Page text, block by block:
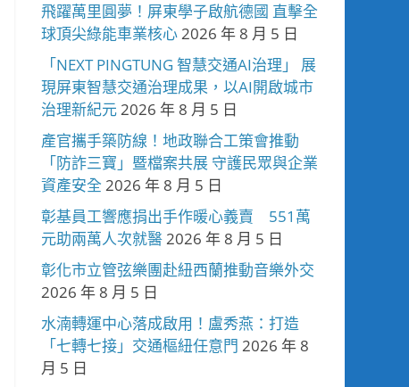
飛躍萬里圓夢！屏東學子啟航德國 直擊全
球頂尖綠能車業核心2026 年 8 月 5 日
「NEXT PINGTUNG 智慧交通AI治理」 展
現屏東智慧交通治理成果，以AI開啟城市
治理新紀元2026 年 8 月 5 日
產官攜手築防線！地政聯合工策會推動
「防詐三寶」暨檔案共展 守護民眾與企業
資產安全 2026 年 8 月 5 日
彰基員工響應捐出手作暖心義賣 551萬
元助兩萬人次就醫2026 年 8 月 5 日
彰化市立管弦樂團赴紐西蘭推動音樂外交
2026 年 8 月 5 日
水湳轉運中心落成啟用！盧秀燕：打造
「七轉七接」交通樞紐任意門 2026 年 8
月 5 日